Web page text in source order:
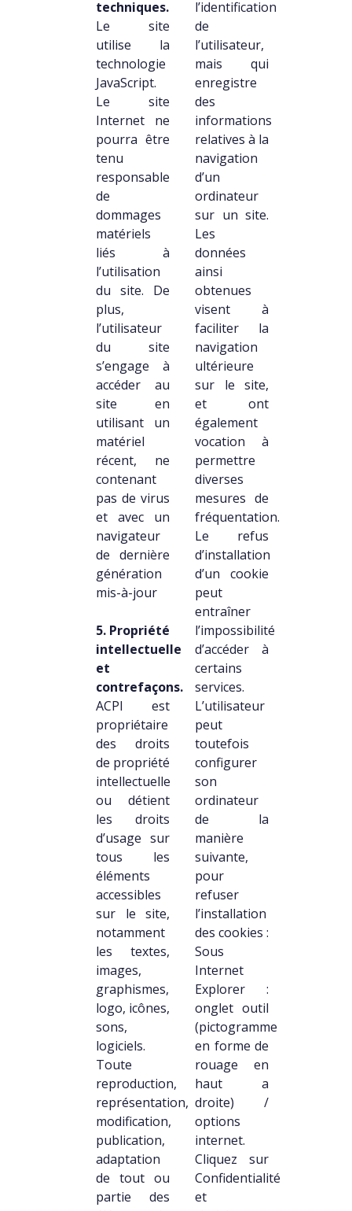
techniques.
Le site
utilise la
technologie
JavaScript.
Le site
Internet ne
pourra être
tenu
responsable
de
dommages
matériels
liés à
l’utilisation
du site. De
plus,
l’utilisateur
du site
s’engage à
accéder au
site en
utilisant un
matériel
récent, ne
contenant
pas de virus
et avec un
navigateur
de dernière
génération
mis-à-jour
5. Propriété
intellectuelle
et
contrefaçons.
ACPI est
propriétaire
des droits
de propriété
intellectuelle
ou détient
les droits
d’usage sur
tous les
éléments
accessibles
sur le site,
notamment
les textes,
images,
graphismes,
logo, icônes,
sons,
logiciels.
Toute
reproduction,
représentation,
modification,
publication,
adaptation
de tout ou
partie des
l’identification
de
l’utilisateur,
mais qui
enregistre
des
informations
relatives à la
navigation
d’un
ordinateur
sur un site.
Les
données
ainsi
obtenues
visent à
faciliter la
navigation
ultérieure
sur le site,
et ont
également
vocation à
permettre
diverses
mesures de
fréquentation.
Le refus
d’installation
d’un cookie
peut
entraîner
l’impossibilité
d’accéder à
certains
services.
L’utilisateur
peut
toutefois
configurer
son
ordinateur
de la
manière
suivante,
pour
refuser
l’installation
des cookies :
Sous
Internet
Explorer :
onglet outil
(pictogramme
en forme de
rouage en
haut a
droite) /
options
internet.
Cliquez sur
Confidentialité
et